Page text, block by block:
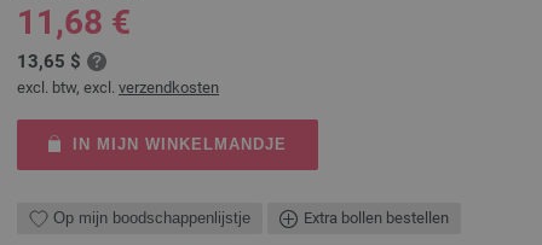
11,68 €
13,65 $
excl. btw, excl. verzendkosten
IN MIJN WINKELMANDJE
Op mijn boodschappenlijstje Extra bollen bestellen